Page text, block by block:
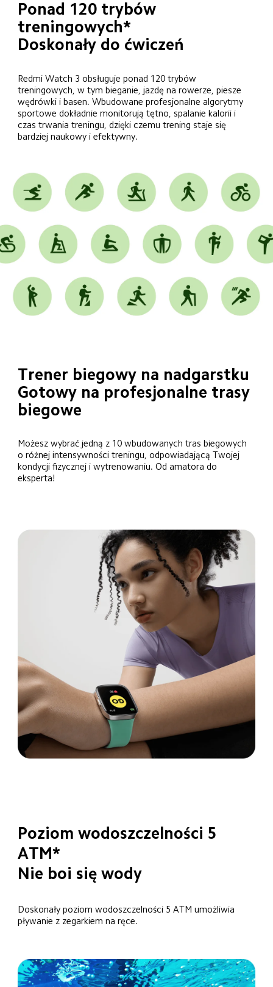
Ponad 120 trybów
treningowych*
Doskonały do ćwiczeń
Redmi Watch 3 obsługuje ponad 120 trybów
treningowych, w tym bieganie, jazdę na rowerze, piesze
wędrówki i basen. Wbudowane profesjonalne algorytmy
sportowe dokładnie monitorują tętno, spalanie kalorii i
czas trwania treningu, dzięki czemu trening staje się
bardziej naukowy i efektywny.
Trener biegowy na nadgarstku
Gotowy na profesjonalne trasy
biegowe
Możesz wybrać jedną z 10 wbudowanych tras biegowych
o różnej intensywności treningu, odpowiadającą Twojej
kondycji fizycznej i wytrenowaniu. Od amatora do
eksperta!
Poziom wodoszczelności 5
ATM*
Nie boi się wody
Doskonały poziom wodoszczelności 5 ATM umożliwia
pływanie z zegarkiem na ręce.